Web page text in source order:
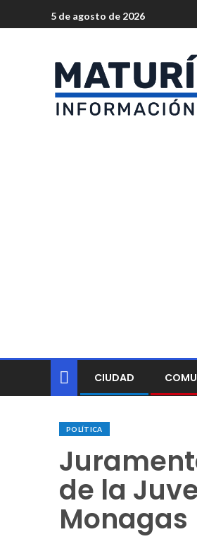
5 de agosto de 2026
CIUDAD
POLÍTICA
de la
Monagas